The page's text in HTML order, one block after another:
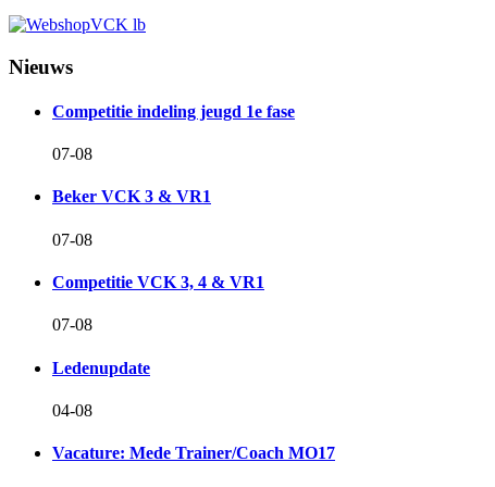
Nieuws
Competitie indeling jeugd 1e fase
07-08
Beker VCK 3 & VR1
07-08
Competitie VCK 3, 4 & VR1
07-08
Ledenupdate
04-08
Vacature: Mede Trainer/Coach MO17